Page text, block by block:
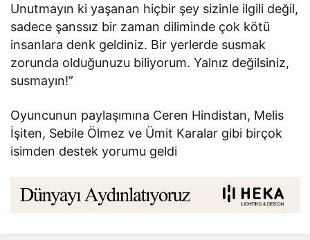
Unutmayın ki yaşanan hiçbir şey sizinle ilgili değil,
sadece şanssız bir zaman diliminde çok kötü
insanlara denk geldiniz. Bir yerlerde susmak
zorunda olduğunuzu biliyorum. Yalnız değilsiniz,
susmayın!”
Oyuncunun paylaşımına Ceren Hindistan, Melis
İşiten, Sebile Ölmez ve Ümit Karalar gibi birçok
isimden destek yorumu geldi